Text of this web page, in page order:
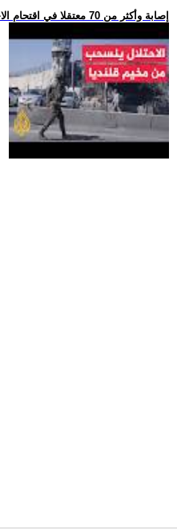
.. 51 إصابة وأكثر من 70 معتقلا في اقتحام الاحتلال مخيم قلنديا ب